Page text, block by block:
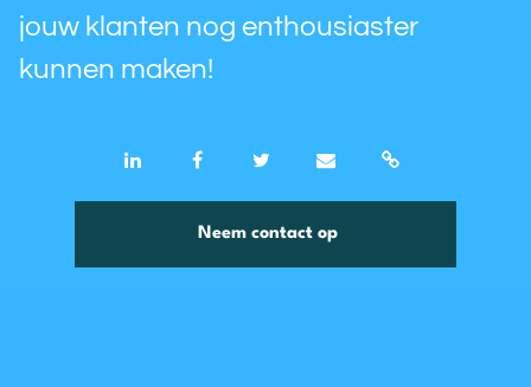
jouw klanten nog enthousiaster
kunnen maken!
Neem contact op